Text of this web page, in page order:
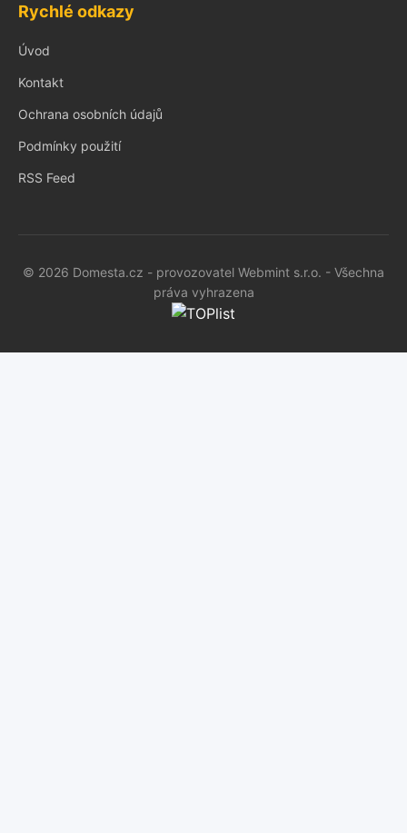
Rychlé odkazy
Úvod
Kontakt
Ochrana osobních údajů
Podmínky použití
RSS Feed
© 2026 Domesta.cz - provozovatel Webmint s.r.o. - Všechna
práva vyhrazena